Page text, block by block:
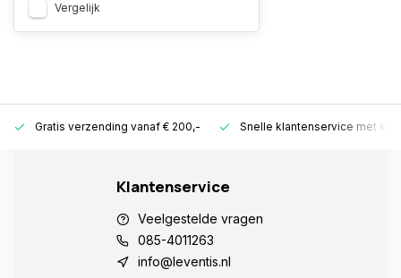
Vergelijk
Gratis verzending vanaf € 200,- Snelle klantenservice met
Klantenservice
Veelgestelde vragen
085-4011263
info@leventis.nl